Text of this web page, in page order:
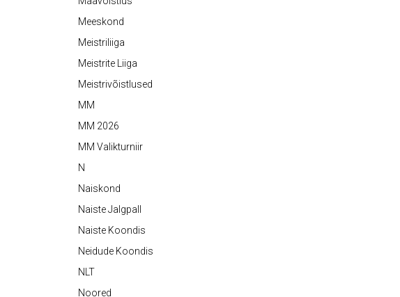
Meeskond
Meistriliiga
Meistrite Liiga
Meistrivõistlused
MM
MM 2026
MM Valikturniir
N
Naiskond
Naiste Jalgpall
Naiste Koondis
Neidude Koondis
NLT
Noored